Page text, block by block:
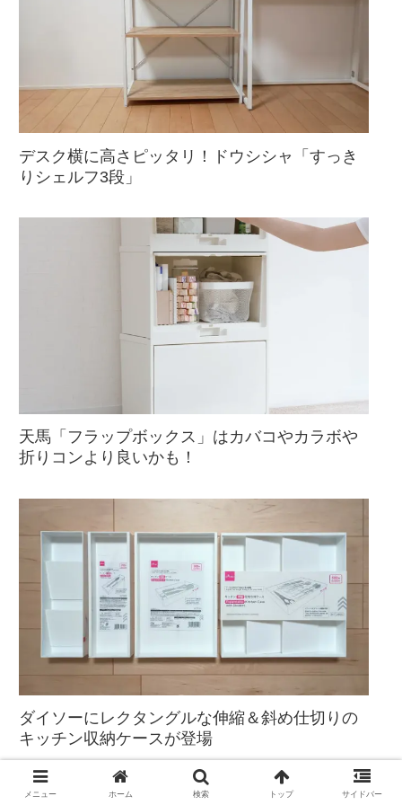
デスク横に高さピッタリ！ドウシシャ「すっき
りシェルフ3段」
天馬「フラップボックス」はカバコやカラボや
折りコンより良いかも！
ダイソーにレクタングルな伸縮＆斜め仕切りの
キッチン収納ケースが登場
メニュー ホーム 検索 トップ サイドバー